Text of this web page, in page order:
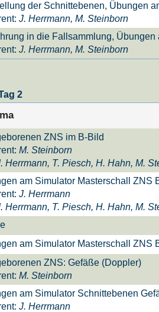
der Schnittebenen, Übungen
J. Herrmann, M. Steinborn
in die Fallsammlung, Übungen
J. Herrmann, M. Steinborn
2
ZNS im B-Bild
M. Steinborn
Herrmann, T. Piesch, H. Hahn, M.
am Simulator Masterschall ZNS
J. Herrmann
Herrmann, T. Piesch, H. Hahn, M.
am Simulator Masterschall ZNS
ZNS: Gefäße (Doppler)
M. Steinborn
am Simulator Schnittebenen
J. Herrmann